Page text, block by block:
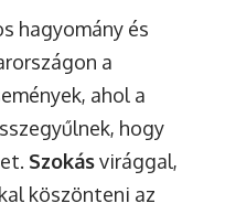
hagyomány és
a
ahol a
hogy
Szokásvirággal,
köszönteni az